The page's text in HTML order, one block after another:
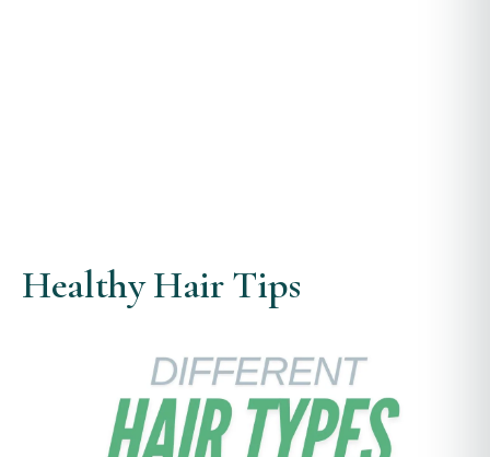
Healthy Hair Tips